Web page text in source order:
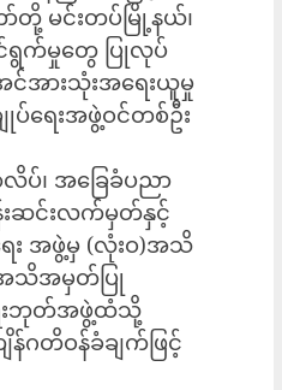
တို့ မင်းတပ်မြို့နယ်၊
ရွက်မှုတွေ ပြုလုပ်
င်အားသုံးအရေးယူမှု
ရေးအဖွဲ့ဝင်တစ်ဦး
ပ်၊ အခြေခံပညာ
န်းဆင်းလက်မှတ်နှင့်
း အဖွဲ့မှ (လုံးဝ)အသိ
အသိအမှတ်ပြု
ေးဘုတ်အဖွဲ့ထံသို့
န်ဂတိဝန်ခံချက်ဖြင့်